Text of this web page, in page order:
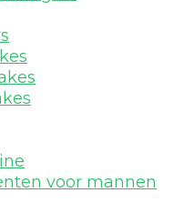
voor mannen